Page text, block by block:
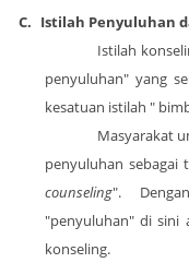
C. Istilah Penyuluhan
Istilah
penyuluhan" yang
kesatuan istilah "
Masyarakat
penyuluhan sebagai
counseling".
"penyuluhan" di sini
konseling.